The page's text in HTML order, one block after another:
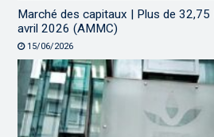
Marché des capitaux | Plus de
avril 2026 (AMMC)
15/06/2026